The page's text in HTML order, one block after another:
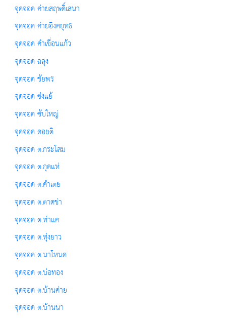
จุดจอด ค่ายสฤษดิ์เสนา
จุดจอด ค่ายอิงคยุทธ
จุดจอด คำเขื่อนแก้ว
จุดจอด ฉลุง
จุดจอด ชัยพร
จุดจอด ซ่งแย้
จุดจอด ซับใหญ่
จุดจอด ดอยติ
จุดจอด ต.กระโสม
จุดจอด ต.กุดแห่
จุดจอด ต.คำเตย
จุดจอด ต.ตาดข่า
จุดจอด ต.ท่าแค
จุดจอด ต.ทุ่งยาว
จุดจอด ต.นาโหนด
จุดจอด ต.บ่อทอง
จุดจอด ต.บ้านค่าย
จุดจอด ต.บ้านนา